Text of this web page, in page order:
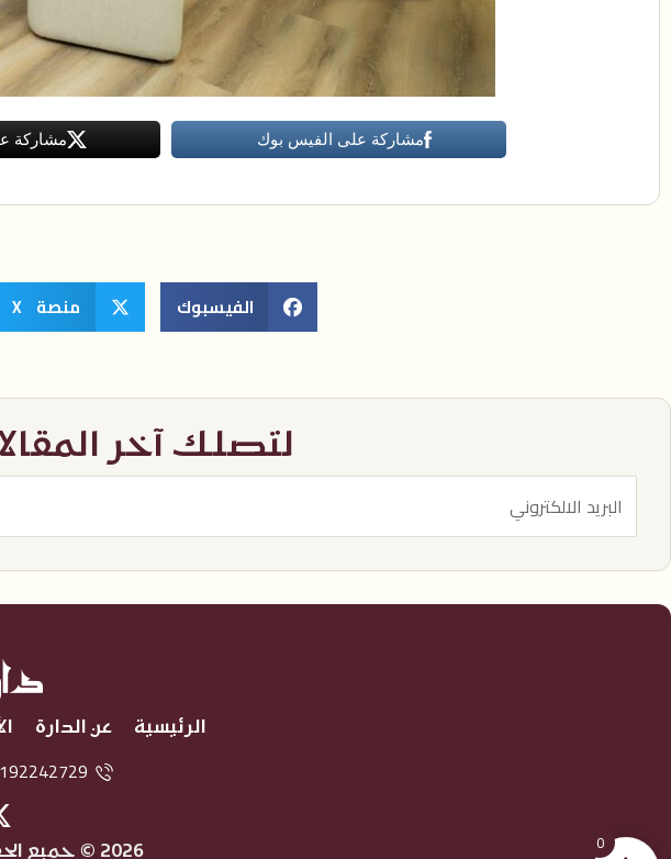
مشاركة على الفيس بوك مشاركة
الفيسبوك منصة X
لتصلك آخر
الرئيسية عن الدارة
2026 © جميع الحقوق محفوظة دارة الشعر العربي 0